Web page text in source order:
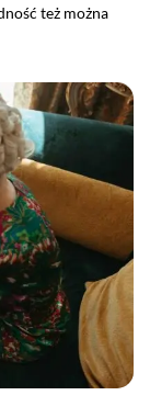
też można